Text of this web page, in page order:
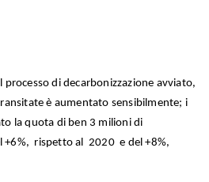
di decarbonizzazione avviato,
è aumentato sensibilmente; i
la quota di ben 3 milioni di
rispetto al 2020 e del +8%,